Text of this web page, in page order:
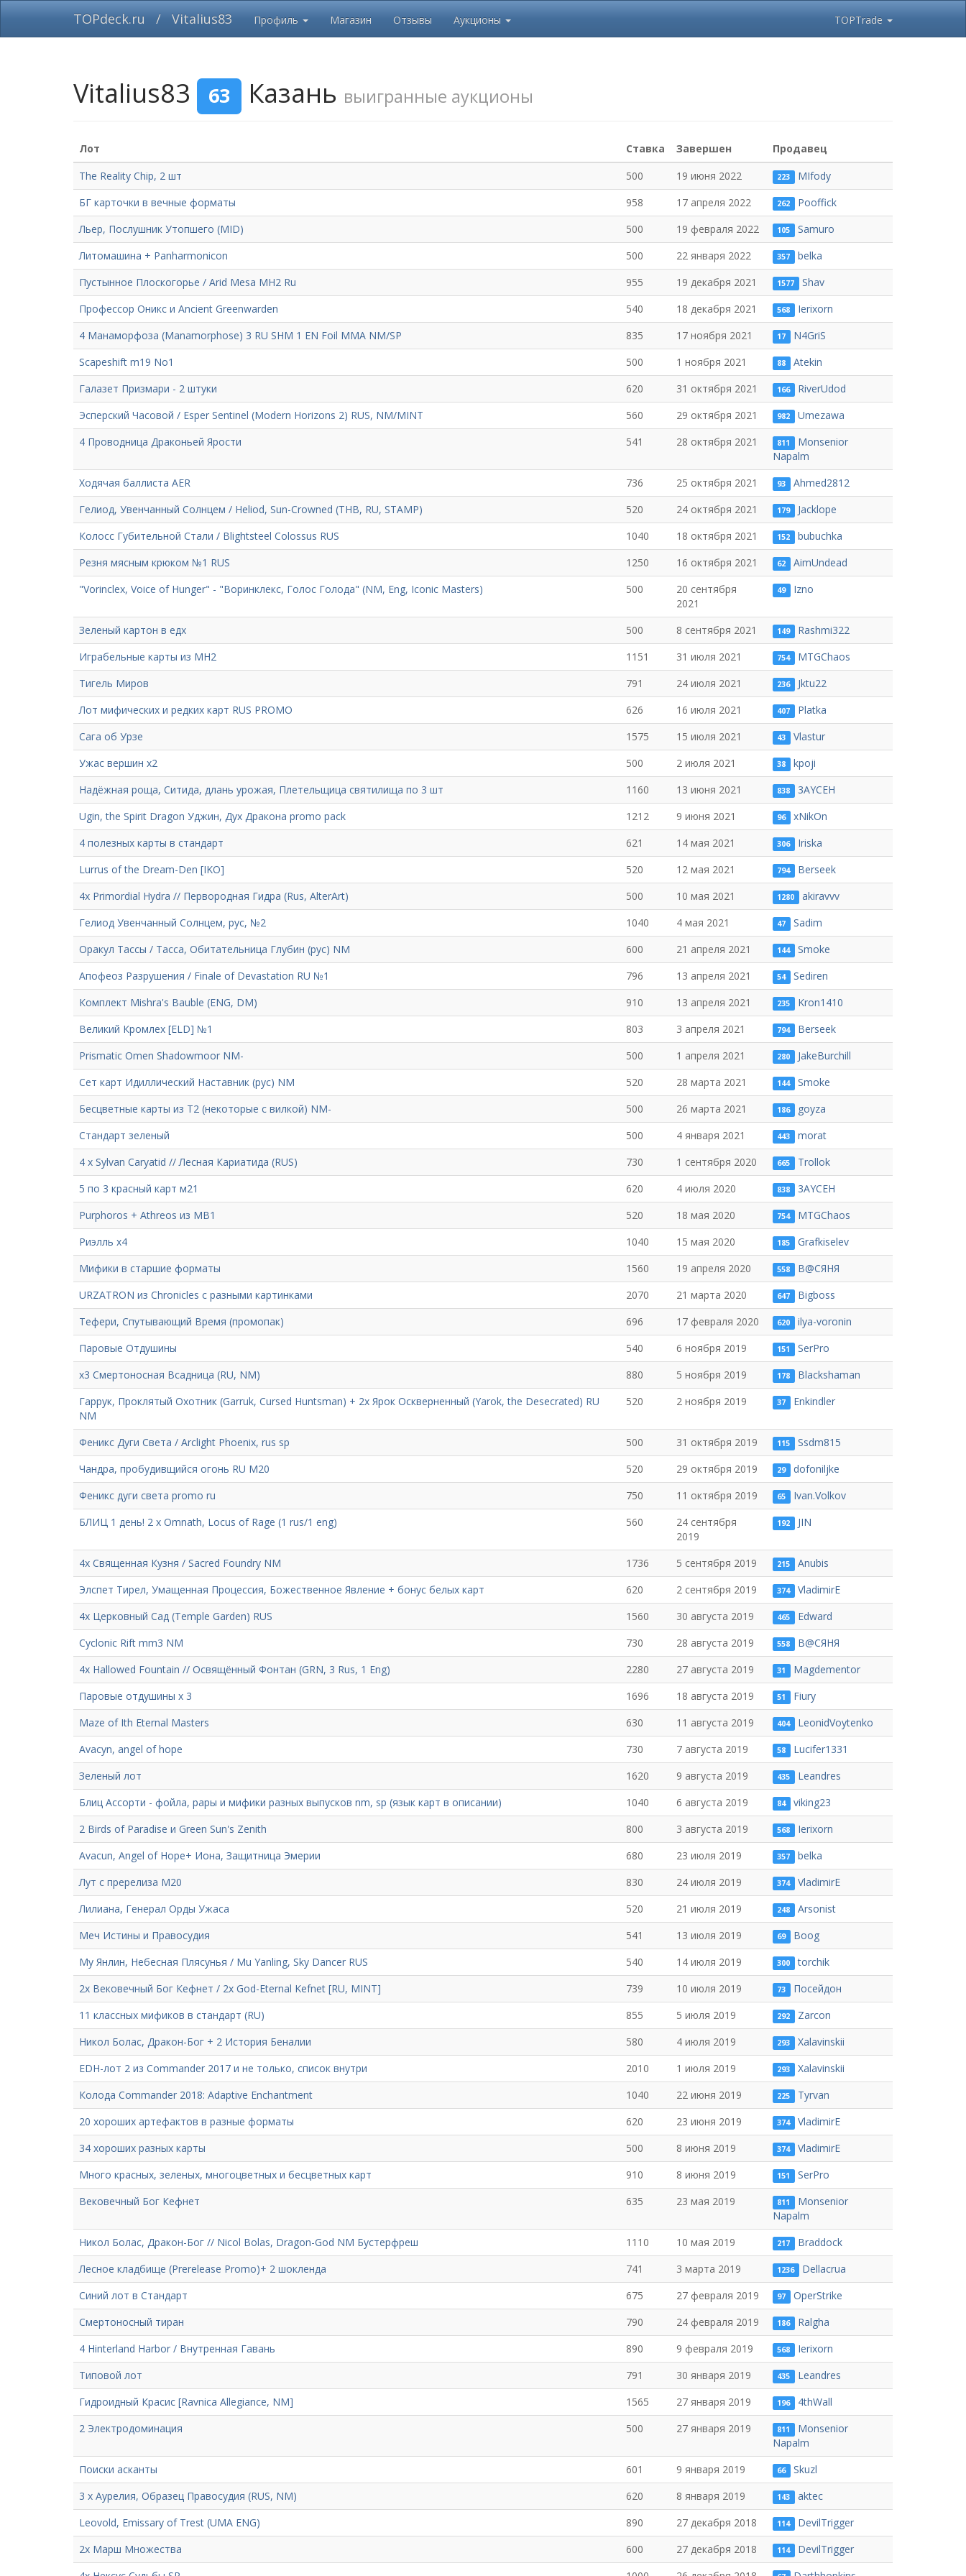
TOPdeck.ru / Vitalius83 Профиль Магазин Отзывы Аукционы TOPTrade
Vitalius83 63 Казань выигранные аукционы
Лот Ставка Завершен
Продавец
The Reality Chip, 2 шт
500 19 июня 2022 223
MIfody
БГ карточки в вечные форматы
958 17 апреля 2022 262
Pooffick
Льер, Послушник Утопшего (MID)
500 19 февраля 2022 105
Samuro
Литомашина + Panharmonicon
500 22 января 2022 357
belka
Пустынное Плоскогорье / Arid Mesa MH2 Ru
955 19 декабря 2021 1577
Shav
Профессор Оникс и Ancient Greenwarden
540 18 декабря 2021 568
Ierixorn
4 Манаморфоза (Manamorphose) 3 RU SHM 1 EN Foil MMA NM/SP
835 17 ноября 2021 17
N4GriS
Scapeshift m19 No1
500 1 ноября 2021 88
Atekin
Галазет Призмари - 2 штуки
620 31 октября 2021 166
RiverUdod
Эсперский Часовой / Esper Sentinel (Modern Horizons 2) RUS, NM/MINT
560 29 октября 2021 982
Umezawa
4 Проводница Драконьей Ярости
541 28 октября 2021 811
Monsenior
Napalm
Ходячая баллиста AER
736 25 октября 2021 93
Ahmed2812
Гелиод, Увенчанный Солнцем / Heliod, Sun-Crowned (THB, RU, STAMP)
520 24 октября 2021 179
Jacklope
Колосс Губительной Стали / Blightsteel Colossus RUS
1040 18 октября 2021 152
bubuchka
Резня мясным крюком №1 RUS
1250 16 октября 2021 62
AimUndead
"Vorinclex, Voice of Hunger" - "Воринклекс, Голос Голода" (NM, Eng, Iconic Masters)
500
20 сентября
2021
49 Izno
Зеленый картон в едх 500 8 сентября 2021 149
Rashmi322
Играбельные карты из МН2
1151 31 июля 2021 754
MTGChaos
Тигель Миров
791 24 июля 2021 236
Jktu22
Лот мифических и редких карт RUS PROMO
626 16 июля 2021 407
Platka
Сага об Урзе
1575 15 июля 2021 43
Vlastur
Ужас вершин х2
500 2 июля 2021 38
kpoji
Надёжная роща, Ситида, длань урожая, Плетельщица святилища по 3 шт
1160 13 июня 2021 838
3AYCEH
Ugin, the Spirit Dragon Уджин, Дух Дракона promo pack
1212 9 июня 2021 96
xNikOn
4 полезных карты в стандарт
621 14 мая 2021 306
Iriska
Lurrus of the Dream-Den [IKO]
520 12 мая 2021 794
Berseek
4х Primordial Hydra // Первородная Гидра (Rus, AlterArt)
500 10 мая 2021 1280
akiravvv
Гелиод Увенчанный Солнцем, рус, №2
1040 4 мая 2021 47
Sadim
Оракул Тассы / Тасса, Обитательница Глубин (рус) NM
600 21 апреля 2021 144
Smoke
Апофеоз Разрушения / Finale of Devastation RU №1
796 13 апреля 2021 54
Sediren
Комплект Mishra's Bauble (ENG, DM)
910 13 апреля 2021 235
Kron1410
Великий Кромлех [ELD] №1
803 3 апреля 2021 794
Berseek
Prismatic Omen Shadowmoor NM-
500 1 апреля 2021 280
JakeBurchill
Сет карт Идиллический Наставник (рус) NM
520 28 марта 2021 144
Smoke
Бесцветные карты из Т2 (некоторые с вилкой) NM-
500 26 марта 2021 186
goyza
Стандарт зеленый
500 4 января 2021 443
morat
4 х Sylvan Caryatid // Лесная Кариатида (RUS)
730 1 сентября 2020 665
Trollok
5 по 3 красный карт м21
620 4 июля 2020 838
3AYCEH
Purphoros + Athreos из MB1
520 18 мая 2020 754
MTGChaos
Риэлль х4
1040 15 мая 2020 185
Grafkiselev
Мифики в старшие форматы
1560 19 апреля 2020 558
В@СЯНЯ
URZATRON из Chronicles с разными картинками
2070 21 марта 2020 647
Bigboss
Тефери, Спутывающий Время (промопак)
696 17 февраля 2020 620
ilya-voronin
Паровые Отдушины
540 6 ноября 2019 151
SerPro
х3 Смертоносная Всадница (RU, NM)
880 5 ноября 2019 178
Blackshaman
Гаррук, Проклятый Охотник (Garruk, Cursed Huntsman) + 2х Ярок Оскверненный (Yarok, the Desecrated) RU
NM
520 2 ноября 2019 37 Enkindler
Феникс Дуги Света / Arclight Phoenix, rus sp 500 31 октября 2019 115
Ssdm815
Чандра, пробудивщийся огонь RU M20
520 29 октября 2019 29
dofoniljke
Феникс дуги света promo ru
750 11 октября 2019 65
Ivan.Volkov
БЛИЦ 1 день! 2 х Omnath, Locus of Rage (1 rus/1 eng)
560
24 сентября
2019
192 JIN
4х Священная Кузня / Sacred Foundry NM 1736 5 сентября 2019 215
Anubis
Элспет Тирел, Умащенная Процессия, Божественное Явление + бонус белых карт
620 2 сентября 2019 374
VladimirE
4x Церковный Сад (Temple Garden) RUS
1560 30 августа 2019 465
Edward
Cyclonic Rift mm3 NM
730 28 августа 2019 558
В@СЯНЯ
4x Hallowed Fountain // Освящённый Фонтан (GRN, 3 Rus, 1 Eng)
2280 27 августа 2019 31
Magdementor
Паровые отдушины х 3
1696 18 августа 2019 51
Fiury
Maze of Ith Eternal Masters
630 11 августа 2019 404
LeonidVoytenko
Avacyn, angel of hope
730 7 августа 2019 58
Lucifer1331
Зеленый лот
1620 9 августа 2019 435
Leandres
Блиц Ассорти - фойла, рары и мифики разных выпусков nm, sp (язык карт в описании)
1040 6 августа 2019 84
viking23
2 Birds of Paradise и Green Sun's Zenith
800 3 августа 2019 568
Ierixorn
Avacun, Angel of Hope+ Иона, Защитница Эмерии
680 23 июля 2019 357
belka
Лут с пререлиза М20
830 24 июля 2019 374
VladimirE
Лилиана, Генерал Орды Ужаса
520 21 июля 2019 248
Arsonist
Меч Истины и Правосудия
541 13 июля 2019 69
Boog
Му Янлин, Небесная Плясунья / Mu Yanling, Sky Dancer RUS
540 14 июля 2019 300
torchik
2х Вековечный Бог Кефнет / 2х God-Eternal Kefnet [RU, MINT]
739 10 июля 2019 73
Посейдон
11 классных мификов в стандарт (RU)
855 5 июля 2019 292
Zarcon
Никол Болас, Дракон-Бог + 2 История Беналии
580 4 июля 2019 293
Xalavinskii
EDH-лот 2 из Commander 2017 и не только, список внутри
2010 1 июля 2019 293
Xalavinskii
Колода Commander 2018: Adaptive Enchantment
1040 22 июня 2019 225
Tyrvan
20 хороших артефактов в разные форматы
620 23 июня 2019 374
VladimirE
34 хороших разных карты
500 8 июня 2019 374
VladimirE
Много красных, зеленых, многоцветных и бесцветных карт
910 8 июня 2019 151
SerPro
Вековечный Бог Кефнет
635 23 мая 2019 811
Monsenior
Napalm
Никол Болас, Дракон-Бог // Nicol Bolas, Dragon-God NM Бустерфреш
1110 10 мая 2019 217
Braddock
Лесное кладбище (Prerelease Promo)+ 2 шокленда
741 3 марта 2019 1236
Dellacrua
Синий лот в Стандарт
675 27 февраля 2019 97
OperStrike
Смертоносный тиран
790 24 февраля 2019 186
Ralgha
4 Hinterland Harbor / Внутренная Гавань
890 9 февраля 2019 568
Ierixorn
Типовой лот
791 30 января 2019 435
Leandres
Гидроидный Красис [Ravnica Allegiance, NM]
1565 27 января 2019 196
4thWall
2 Электродоминация
500 27 января 2019 811
Monsenior
Napalm
Поиски асканты
601 9 января 2019 66
Skuzl
3 x Аурелия, Образец Правосудия (RUS, NM)
620 8 января 2019 143
aktec
Leovold, Emissary of Trest (UMA ENG)
890 27 декабря 2018 114
DevilTrigger
2х Марш Множества
600 27 декабря 2018 114
DevilTrigger